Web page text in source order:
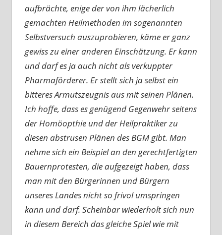
aufbrächte, enige der von ihm lächerlich
gemachten Heilmethoden im sogenannten
Selbstversuch auszuprobieren, käme er ganz
gewiss zu einer anderen Einschätzung. Er kann
und darf es ja auch nicht als verkuppter
Pharmaförderer. Er stellt sich ja selbst ein
bitteres Armutszeugnis aus mit seinen Plänen.
Ich hoffe, dass es genügend Gegenwehr seitens
der Homöopthie und der Heilpraktiker zu
diesen abstrusen Plänen des BGM gibt. Man
nehme sich ein Beispiel an den gerechtfertigten
Bauernprotesten, die aufgezeigt haben, dass
man mit den Bürgerinnen und Bürgern
unseres Landes nicht so frivol umspringen
kann und darf. Scheinbar wiederholt sich nun
in diesem Bereich das gleiche Spiel wie mit